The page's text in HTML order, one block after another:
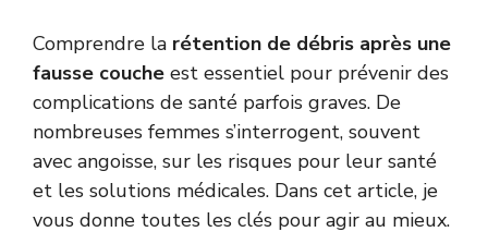
Comprendre la rétention de débris après une
fausse couche est essentiel pour prévenir des
complications de santé parfois graves. De
nombreuses femmes s’interrogent, souvent
avec angoisse, sur les risques pour leur santé
et les solutions médicales. Dans cet article, je
vous donne toutes les clés pour agir au mieux.